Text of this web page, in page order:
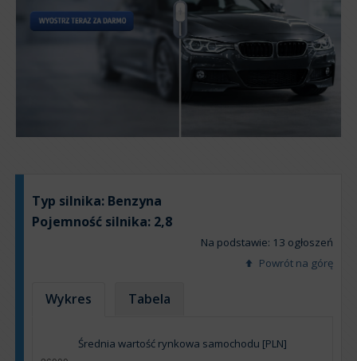
Typ silnika: Benzyna
Pojemność silnika: 2,8
Na podstawie: 13 ogłoszeń
Powrót na górę
Wykres Tabela
Średnia wartość rynkowa samochodu [PLN]